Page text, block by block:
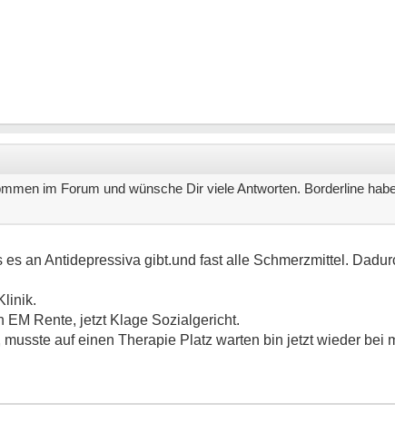
im Forum und wünsche Dir viele Antworten. Borderline
es an Antidepressiva gibt.und fast alle Schmerzmittel.
EM Rente, jetzt Klage Sozialgericht.
auf einen Therapie Platz warten bin jetzt wieder bei